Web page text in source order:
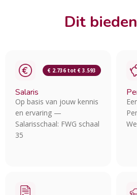
Dit
€ 2.736 tot € 3.593
Salaris
Op basis van jouw kennis
en ervaring —
Salarisschaal: FWG schaal
35